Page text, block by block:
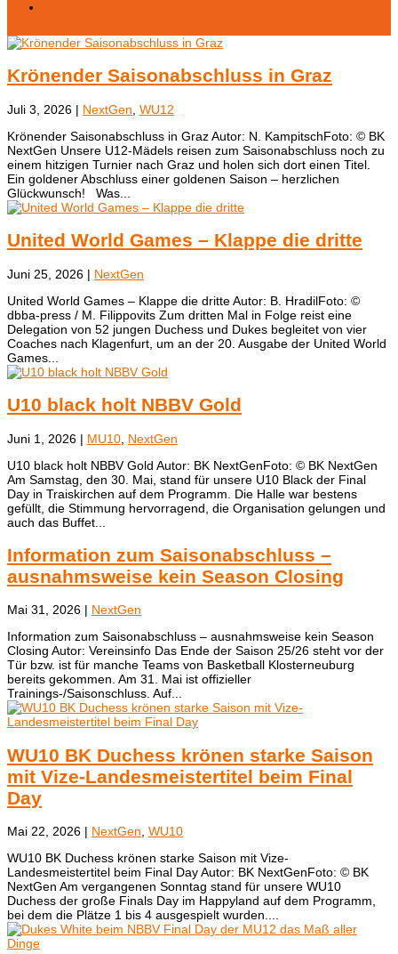
Krönender Saisonabschluss in Graz
Juli 3, 2026 | NextGen WU12
Krönender Saisonabschluss in Graz Autor: N. KampitschFoto: © BK
NextGen Unsere U12-Mädels reisen zum Saisonabschluss noch zu
einem hitzigen Turnier nach Graz und holen sich dort einen Titel.
Ein goldener Abschluss einer goldenen Saison – herzlichen
Glückwunsch! Was...
United World Games – Klappe die dritte
Juni 25, 2026 | NextGen
United World Games – Klappe die dritte Autor: B. HradilFoto: ©
dbba-press / M. Filippovits ​Zum dritten Mal in Folge reist eine
Delegation von 52 jungen Duchess und Dukes begleitet von vier
Coaches nach Klagenfurt, um an der 20. Ausgabe der United World
Games...
U10 black holt NBBV Gold
Juni 1, 2026 | MU10 NextGen
U10 black holt NBBV Gold Autor: BK NextGenFoto: © BK NextGen ​
Am Samstag, den 30. Mai, stand für unsere U10 Black der Final
Day in Traiskirchen auf dem Programm. Die Halle war bestens
gefüllt, die Stimmung hervorragend, die Organisation gelungen und
auch das Buffet...
Information zum Saisonabschluss –
ausnahmsweise kein Season Closing
Mai 31, 2026 | NextGen
Information zum Saisonabschluss – ausnahmsweise kein Season
Closing Autor: Vereinsinfo Das Ende der Saison 25/26 steht vor der
Tür bzw. ist für manche Teams von Basketball Klosterneuburg
bereits gekommen. Am 31. Mai ist offizieller
Trainings-/Saisonschluss. Auf...
WU10 BK Duchess krönen starke Saison
mit Vize-Landesmeistertitel beim Final
Day
Mai 22, 2026 | NextGen, WU10
WU10 BK Duchess krönen starke Saison mit Vize-
Landesmeistertitel beim Final Day Autor: BK NextGenFoto: © BK
NextGen ​Am vergangenen Sonntag stand für unsere WU10
Duchess der große Finals Day im Happyland auf dem Programm,
bei dem die Plätze 1 bis 4 ausgespielt wurden....